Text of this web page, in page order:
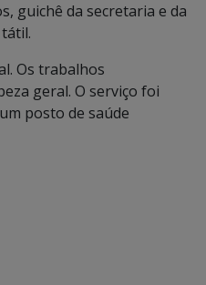
guichê da secretaria e da
Os trabalhos
geral. O serviço foi
posto de saúde